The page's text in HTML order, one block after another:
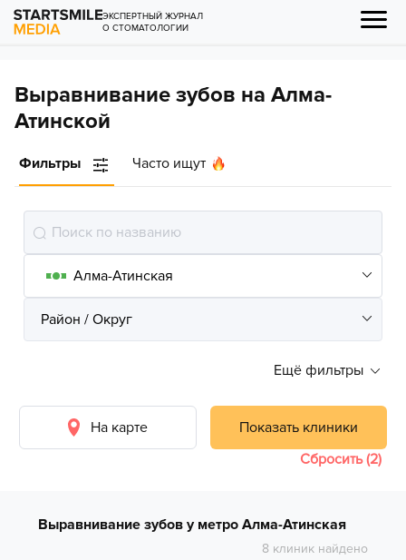
ЭКСПЕРТНЫЙ ЖУРНАЛ
О СТОМАТОЛОГИИ
Выравнивание зубов на Алма-
Атинской
Фильтры Часто ищут
Ещё фильтры
На карте
Показать клиники
Сбросить (2)
Выравнивание зубов у метро Алма-Атинская
8 клиник найдено